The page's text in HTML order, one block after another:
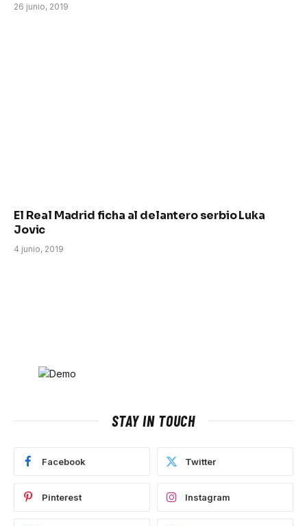
26 junio, 2019
El Real Madrid ficha al delantero serbio Luka
Jovic
4 junio, 2019
STAY IN TOUCH
Facebook Twitter
Pinterest Instagram